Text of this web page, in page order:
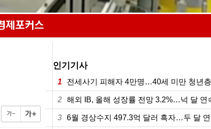
인기기사
1 전세사기 피해자 4만명…40세 미만 청년
2 해외 IB, 올해 성장률 전망 3.2%…넉 달 연
3 6월 경상수지 497.3억 달러 흑자…두 달 연